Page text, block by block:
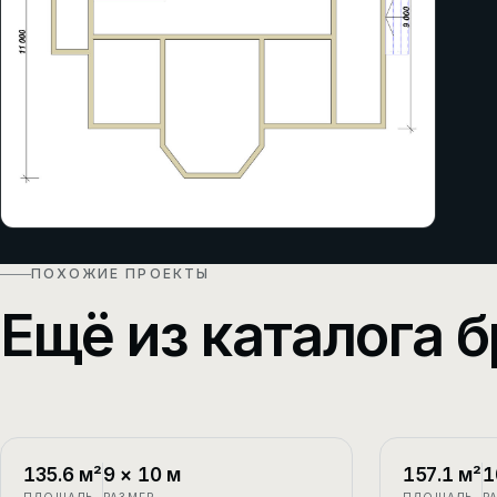
ПОХОЖИЕ ПРОЕКТЫ
Ещё из каталога
П-1
135.6м²9× 10м П-2
157.1 м²